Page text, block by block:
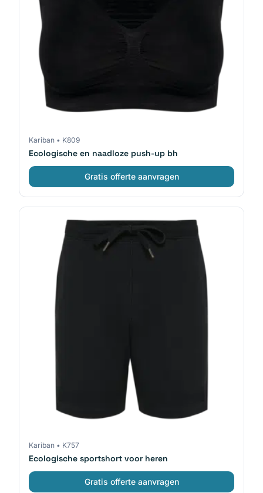
Kariban • K809
Ecologische en naadloze push-up bh
Gratis offerte aanvragen
Kariban • K757
Ecologische sportshort voor heren
Gratis offerte aanvragen